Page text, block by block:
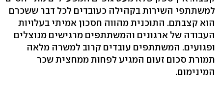
למשתתפי השירות בקהילה כעובדים לכל דבר ששכרם
הוא קצבתם. התוכנית מהווה חסכון אמיתי בעלויות
העבודה של ארגונים והמשתתפים מרגישים מנוצלים
ופגועים. המשתתפים עובדים קרוב למשרה מלאה
תמורת סכום זעום המגיע לפחות ממחצית שכר
המינימום.